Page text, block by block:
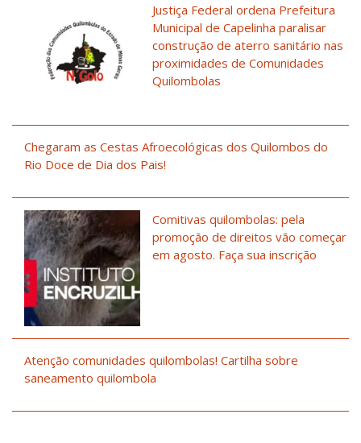
Justiça Federal ordena Prefeitura
Municipal de Capelinha paralisar
construção de aterro sanitário nas
proximidades de Comunidades
Quilombolas
Chegaram as Cestas Afroecológicas dos Quilombos do
Rio Doce de Dia dos Pais!
Comitivas quilombolas: pela
promoção de direitos vão começar
em agosto. Faça sua inscrição
Atenção comunidades quilombolas! Cartilha sobre
saneamento quilombola